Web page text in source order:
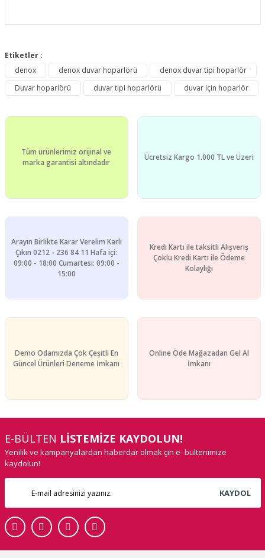
Yorum Yaz
konularda yetersiz gördüğünüz noktaları öneri formunu
Görüş ve önerileriniz için teşekkür ederiz.
Ürün açıklamasında eksik bilgiler bulunuyor.
Ürün fiyatı diğer sitelerden daha pahalı.
Etiketler :
denox
denox duvar hoparlörü
denox duvar tipi hoparlör
Duvar hoparlörü
duvar tipi hoparlörü duvar için hoparlör
Tüm ürünlerimiz orijinal ve
marka garantisi altındadır
Ücretsiz Kargo 1.000 TL ve Üzeri
Arayın Birlikte Karar Verelim Karlı
Çıkın 0212 - 236 84 11 Hafa içi:
09:00 - 18:00 Cumartesi: 09:00 -
15:00
Kredi Kartı ile taksitli Alışveriş
Çoklu Kredi Kartı ile Ödeme
Kolaylığı
Demo Odamızda Çok Çeşitli En
Güncel Ürünleri Deneme İmkanı
Online Öde Mağazadan Gel Al
İmkanı
E-BÜLTEN LİSTEMİZE KAYDOLUN!
Yenilik ve kampanyalardan haberdar olmak çin e- bültenimize
kaydolun!
KAYDOL